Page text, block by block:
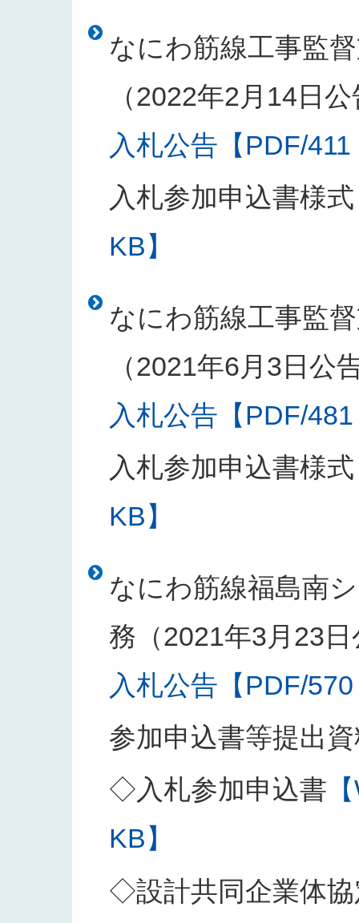
なにわ筋線工事監
（2022年2月14日
入札公告【PDF/
入札参加申込書様式
KB】
なにわ筋線工事監
（2021年6月3日公
入札公告【PDF/
入札参加申込書様式
KB】
なにわ筋線福島南
務（2021年3月23日
入札公告【PDF/
参加申込書等提出
◇入札参加申込書
KB】
◇設計共同企業体協